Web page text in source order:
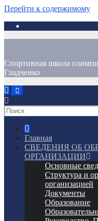
Перейти к содержимому
Спортивная школа
Гладченко
Главная
СВЕДЕНИЯ ОБ
ОРГАНИЗАЦИИ
Основные
Структура и
организацией
Документы
Образование